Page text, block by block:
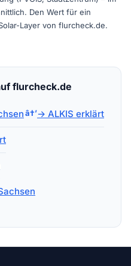
Den Wert für ein
Layer von flurcheck.de.
flurcheck.de
→ ALKIS erklärt